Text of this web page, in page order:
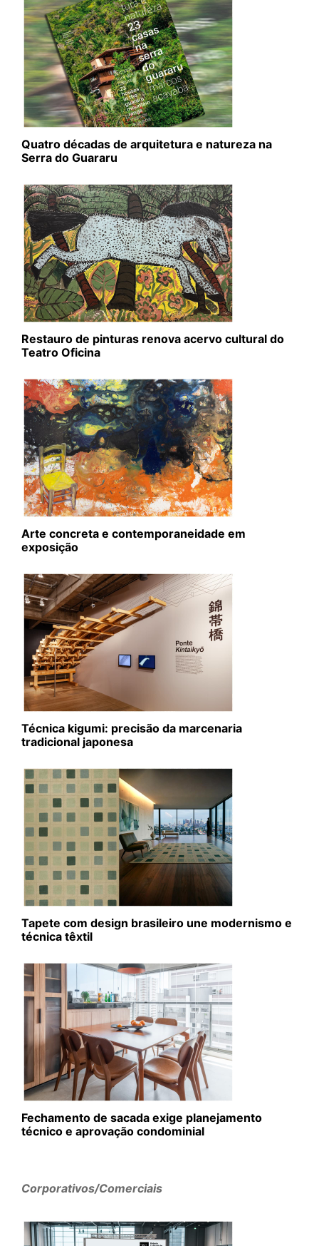
Quatro décadas de arquitetura e natureza na
Serra do Guararu
Restauro de pinturas renova acervo cultural do
Teatro Oficina
Arte concreta e contemporaneidade em
exposição
Técnica kigumi: precisão da marcenaria
tradicional japonesa
Tapete com design brasileiro une modernismo e
técnica têxtil
Fechamento de sacada exige planejamento
técnico e aprovação condominial
Corporativos/Comerciais